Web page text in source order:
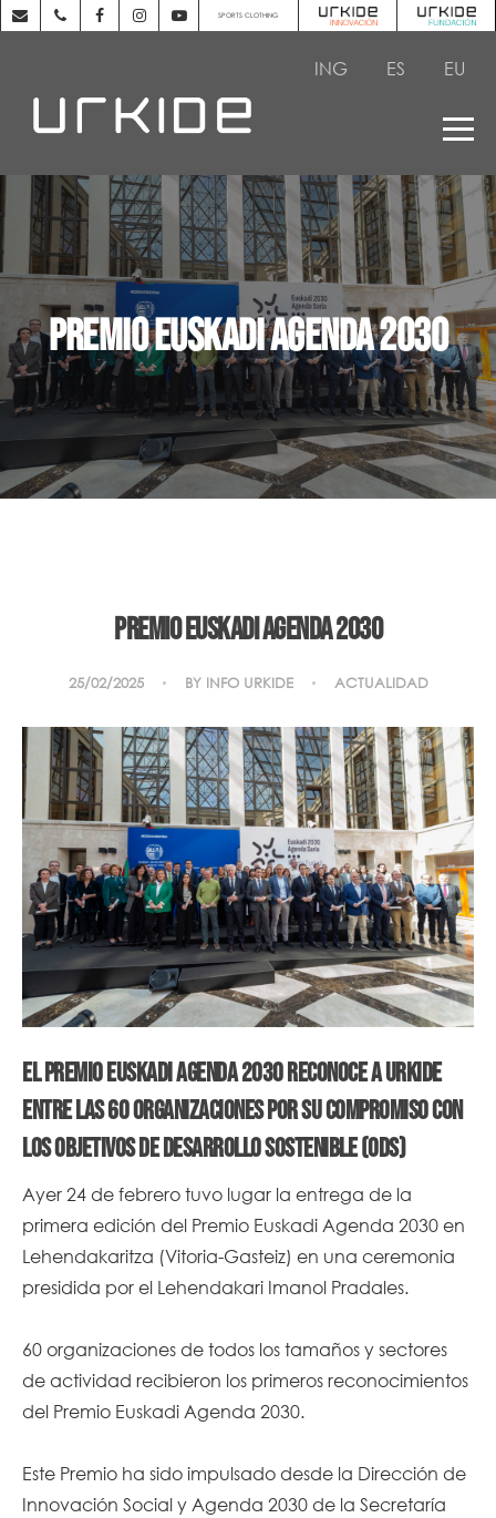
SPORTS CLOTHING
ING ES EU
PREMIO EUSKADI AGENDA 2030
PREMIO EUSKADI AGENDA 2030
25/02/2025 BY INFO URKIDE ACTUALIDAD
EL PREMIO EUSKADI AGENDA 2030 RECONOCE A URKIDE
ENTRE LAS 60 ORGANIZACIONES POR SU COMPROMISO CON
LOS OBJETIVOS DE DESARROLLO SOSTENIBLE (ODS)
Ayer 24 de febrero tuvo lugar la entrega de la
primera edición del Premio Euskadi Agenda 2030 en
Lehendakaritza (Vitoria-Gasteiz) en una ceremonia
presidida por el Lehendakari Imanol Pradales.
60 organizaciones de todos los tamaños y sectores
de actividad recibieron los primeros reconocimientos
del Premio Euskadi Agenda 2030.
Este Premio ha sido impulsado desde la Dirección de
Innovación Social y Agenda 2030 de la Secretaría